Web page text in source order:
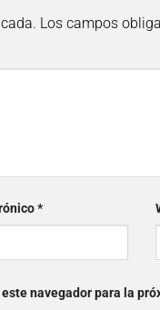
Los campos
*
navegador para la